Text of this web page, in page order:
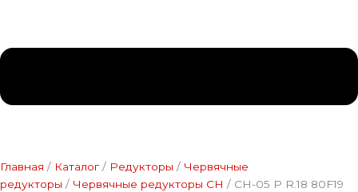
Главная / Каталог / Редукторы / Червячные
редукторы / Червячные редукторы CH / CH-05 P R.18 80F19